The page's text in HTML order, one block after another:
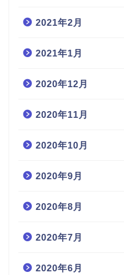
2021年2月
2021年1月
2020年12月
2020年11月
2020年10月
2020年9月
2020年8月
2020年7月
2020年6月